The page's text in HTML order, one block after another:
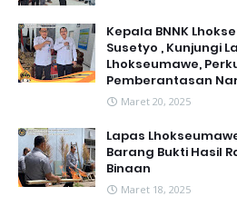
Kepala BNNK
Susetyo , Kunjungi
Lhokseumawe,
Pemberantasan
Maret 20, 2025
Lapas
Barang Bukti Hasil
Binaan
Maret 18, 2025